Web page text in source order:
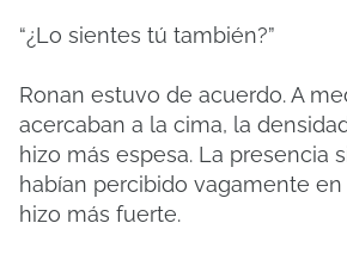
“¿Lo sientes tú también?”
Ronan estuvo de acuerdo. A
acercaban a la cima, la
hizo más espesa. La presencia
habían percibido vagamente
hizo más fuerte.